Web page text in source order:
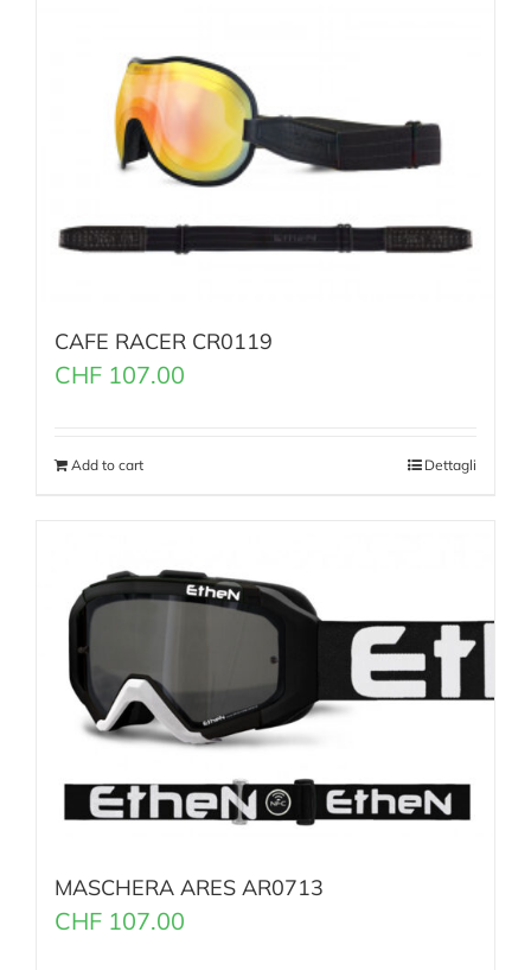
CAFE RACER CR0119
CHF 107.00
Add to cart Dettagli
MASCHERA ARES AR0713
CHF 107.00